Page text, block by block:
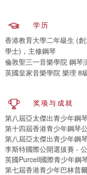
学历
香港教育大學二年級生 (
學士)，主修鋼琴
倫敦聖三一音樂學院 鋼琴
英國皇家音樂學院 樂理 8
奖项与成就
第八屆亞太傑出青少年鋼
第十四屆香港青少年鋼琴
第八屆亞太傑出青少年鋼
李斯特國際公開選拔賽 -
英國Purcell國際青少年鋼
第七屆香港青少年巴林普